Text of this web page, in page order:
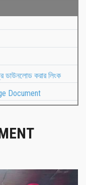
ডাউনলোড করার লিংক
Document